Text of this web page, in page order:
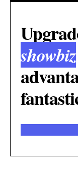
showbiz